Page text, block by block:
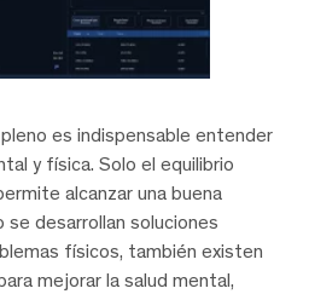
es indispensable entender
y física. Solo el equilibrio
alcanzar una buena
se desarrollan soluciones
físicos, también existen
mejorar la salud mental,